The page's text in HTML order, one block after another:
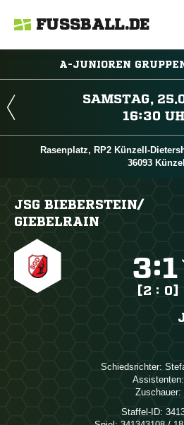
FUSSBALL.DE
A-JUNIOREN


Rasenplatz, RP2 Künzell-
36093 Künzell
JSG BIEBERSTEIN/​
GIEBELRAIN
:
[2 : 0]
Schiedsrichter:
Assistenten:
Zuschauer:
Staffel-ID: